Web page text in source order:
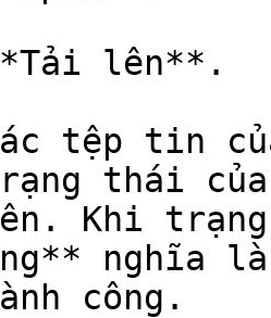
lên**.
tệp tin
thái
Khi trạng
nghĩa
công.